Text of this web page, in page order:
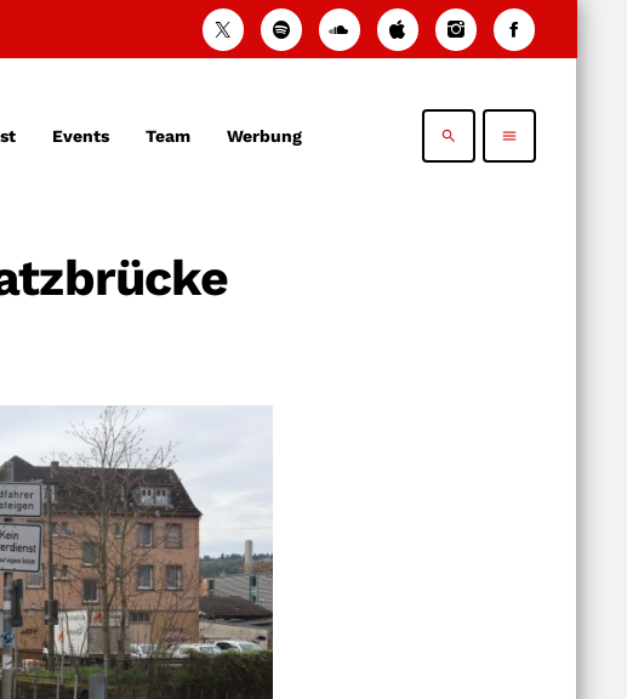
Events Team Werbung search menu